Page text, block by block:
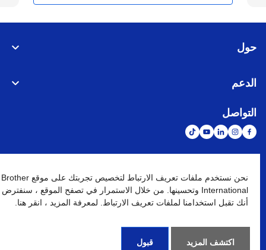
حول
الدعم
التواصل
الشبكة العالمية
نهج الخصوصية شروط الإستخدام خريطة الموقع الإنتقال إلى الموقع العالمي
كافة الحقوق محفوظة. BROTHER INTERNATIONAL (GULF) FZE
2026
نحن نستخدم ملفات تعريف الارتباط لتخصيص تجربتك على موقع Brother
International وتحسينها. من خلال الاستمرار في تصفح الموقع ، سنفترض
أنك تقبل استخدامنا لملفات تعريف الارتباط. لمعرفة المزيد ، انقر هنا.
اكتشف المزيد قبول